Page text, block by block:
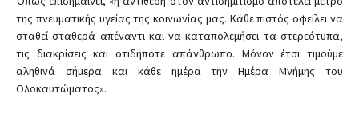
της πνευματικής υγείας της κοινωνίας μας. Κάθε πιστός οφείλει να
σταθεί σταθερά απέναντι και να καταπολεμήσει τα στερεότυπα,
τις διακρίσεις και οτιδήποτε απάνθρωπο. Μόνον έτσι τιμούμε
αληθινά σήμερα και κάθε ημέρα την Ημέρα Μνήμης του
Ολοκαυτώματος».